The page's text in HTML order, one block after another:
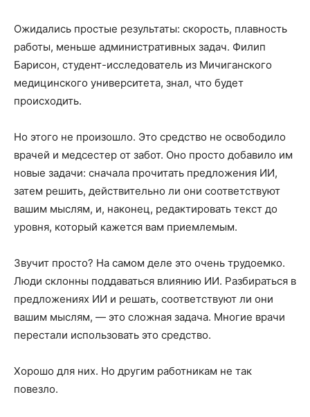
Ожидались простые результаты: скорость, плавность
работы, меньше административных задач. Филип
Барисон, студент-исследователь из Мичиганского
медицинского университета, знал, что будет
происходить.
Но этого не произошло. Это средство не освободило
врачей и медсестер от забот. Оно просто добавило им
новые задачи: сначала прочитать предложения ИИ,
затем решить, действительно ли они соответствуют
вашим мыслям, и, наконец, редактировать текст до
уровня, который кажется вам приемлемым.
Звучит просто? На самом деле это очень трудоемко.
Люди склонны поддаваться влиянию ИИ. Разбираться в
предложениях ИИ и решать, соответствуют ли они
вашим мыслям, — это сложная задача. Многие врачи
перестали использовать это средство.
Хорошо для них. Но другим работникам не так
повезло.